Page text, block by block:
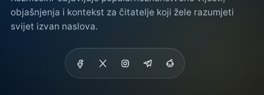
objašnjenja i kontekst za čitatelje koji žele razumjeti
svijet izvan naslova.